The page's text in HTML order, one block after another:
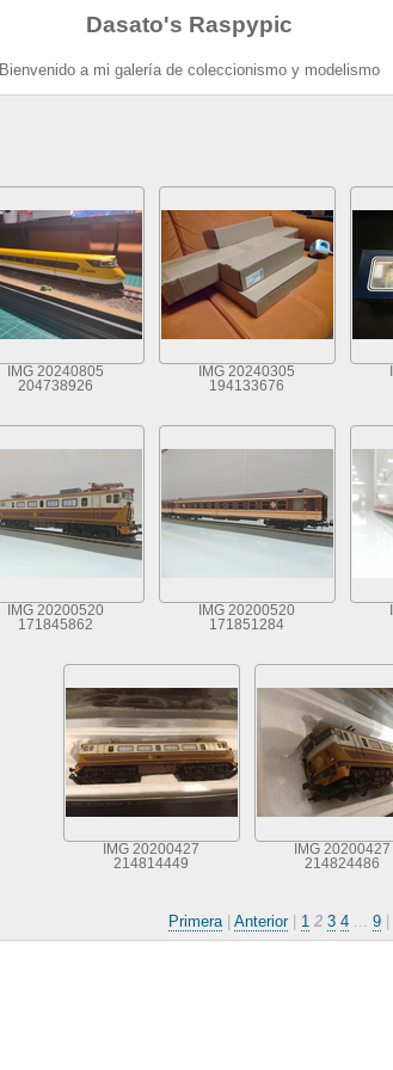
Dasato's Raspypic
Bienvenido a mi galería de coleccionismo y modelismo
IMG 20240805
204738926
IMG 20240305
194133676
IMG 20200520
171845862
IMG 20200520
171851284
IMG 20200427
214814449
IMG 20200427
214824486
Primera| Anterior| 1 2 3 4... 9